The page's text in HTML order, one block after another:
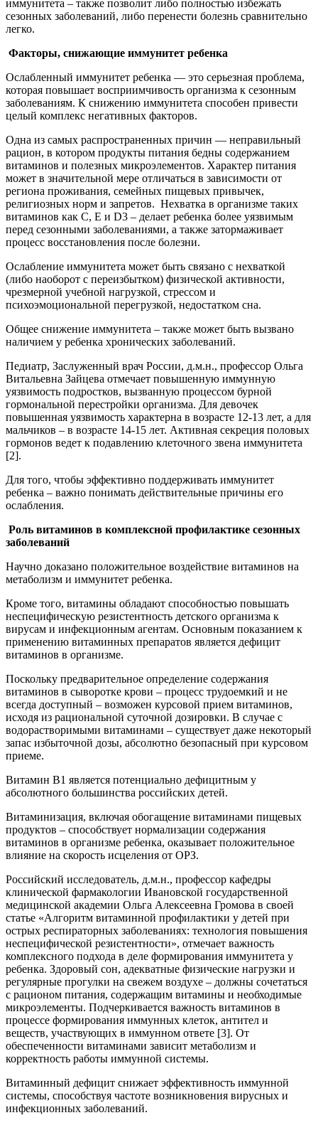
иммунитета – также позволит либо полностью избежать
сезонных заболеваний, либо перенести болезнь сравнительно
легко.
Факторы, снижающие иммунитет ребенка
Ослабленный иммунитет ребенка — это серьезная проблема,
которая повышает восприимчивость организма к сезонным
заболеваниям. К снижению иммунитета способен привести
целый комплекс негативных факторов.
Одна из самых распространенных причин — неправильный
рацион, в котором продукты питания бедны содержанием
витаминов и полезных микроэлементов. Характер питания
может в значительной мере отличаться в зависимости от
региона проживания, семейных пищевых привычек,
религиозных норм и запретов. Нехватка в организме таких
витаминов как C, Е и D3 – делает ребенка более уязвимым
перед сезонными заболеваниями, а также затормаживает
процесс восстановления после болезни.
Ослабление иммунитета может быть связано с нехваткой
(либо наоборот с переизбытком) физической активности,
чрезмерной учебной нагрузкой, стрессом и
психоэмоциональной перегрузкой, недостатком сна.
Общее снижение иммунитета – также может быть вызвано
наличием у ребенка хронических заболеваний.
Педиатр, Заслуженный врач России, д.м.н., профессор Ольга
Витальевна Зайцева отмечает повышенную иммунную
уязвимость подростков, вызванную процессом бурной
гормональной перестройки организма. Для девочек
повышенная уязвимость характерна в возрасте 12-13 лет, а для
мальчиков – в возрасте 14-15 лет. Активная секреция половых
гормонов ведет к подавлению клеточного звена иммунитета
[2].
Для того, чтобы эффективно поддерживать иммунитет
ребенка – важно понимать действительные причины его
ослабления.
Роль витаминов в комплексной профилактике сезонных
заболеваний
Научно доказано положительное воздействие витаминов на
метаболизм и иммунитет ребенка.
Кроме того, витамины обладают способностью повышать
неспецифическую резистентность детского организма к
вирусам и инфекционным агентам. Основным показанием к
применению витаминных препаратов является дефицит
витаминов в организме.
Поскольку предварительное определение содержания
витаминов в сыворотке крови – процесс трудоемкий и не
всегда доступный – возможен курсовой прием витаминов,
исходя из рациональной суточной дозировки. В случае с
водорастворимыми витаминами – существует даже некоторый
запас избыточной дозы, абсолютно безопасный при курсовом
приеме.
Витамин B1 является потенциально дефицитным у
абсолютного большинства российских детей.
Витаминизация, включая обогащение витаминами пищевых
продуктов – способствует нормализации содержания
витаминов в организме ребенка, оказывает положительное
влияние на скорость исцеления от ОРЗ.
Российский исследователь, д.м.н., профессор кафедры
клинической фармакологии Ивановской государственной
медицинской академии Ольга Алексеевна Громова в своей
статье «Алгоритм витаминной профилактики у детей при
острых респираторных заболеваниях: технология повышения
неспецифической резистентности», отмечает важность
комплексного подхода в деле формирования иммунитета у
ребенка. Здоровый сон, адекватные физические нагрузки и
регулярные прогулки на свежем воздухе – должны сочетаться
с рационом питания, содержащим витамины и необходимые
микроэлементы. Подчеркивается важность витаминов в
процессе формирования иммунных клеток, антител и
веществ, участвующих в иммунном ответе [3]. От
обеспеченности витаминами зависит метаболизм и
корректность работы иммунной системы.
Витаминный дефицит снижает эффективность иммунной
системы, способствуя частоте возникновения вирусных и
инфекционных заболеваний.